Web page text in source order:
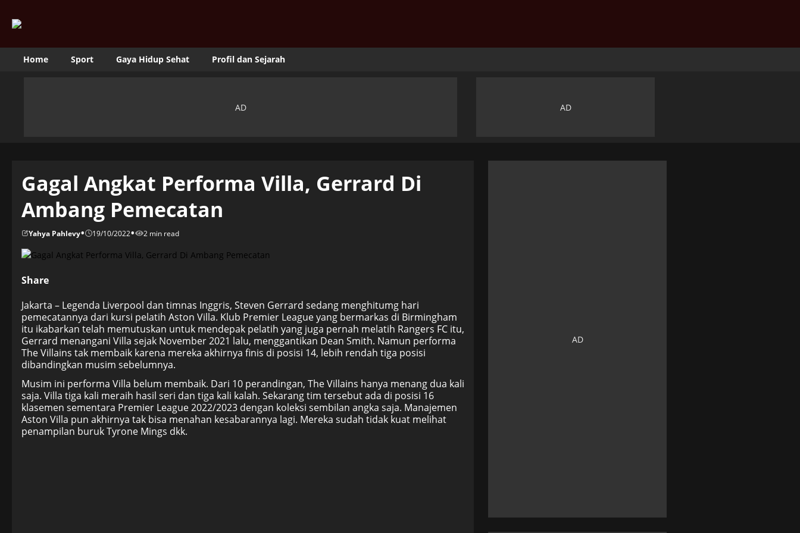
Home Sport Gaya Hidup Sehat Profil dan Sejarah
Gagal Angkat Performa Villa, Gerrard Di
Ambang Pemecatan
Yahya Pahlevy• 19/10/2022• 2 min read
Share
Jakarta – Legenda Liverpool dan timnas Inggris, Steven Gerrard sedang menghitumg hari
pemecatannya dari kursi pelatih Aston Villa. Klub Premier League yang bermarkas di Birmingham
itu ikabarkan telah memutuskan untuk mendepak pelatih yang juga pernah melatih Rangers FC itu,
Gerrard menangani Villa sejak November 2021 lalu, menggantikan Dean Smith. Namun performa
The Villains tak membaik karena mereka akhirnya finis di posisi 14, lebih rendah tiga posisi
dibandingkan musim sebelumnya.
Musim ini performa Villa belum membaik. Dari 10 perandingan, The Villains hanya menang dua kali
saja. Villa tiga kali meraih hasil seri dan tiga kali kalah. Sekarang tim tersebut ada di posisi 16
klasemen sementara Premier League 2022/2023 dengan koleksi sembilan angka saja. Manajemen
Aston Villa pun akhirnya tak bisa menahan kesabarannya lagi. Mereka sudah tidak kuat melihat
penampilan buruk Tyrone Mings dkk.